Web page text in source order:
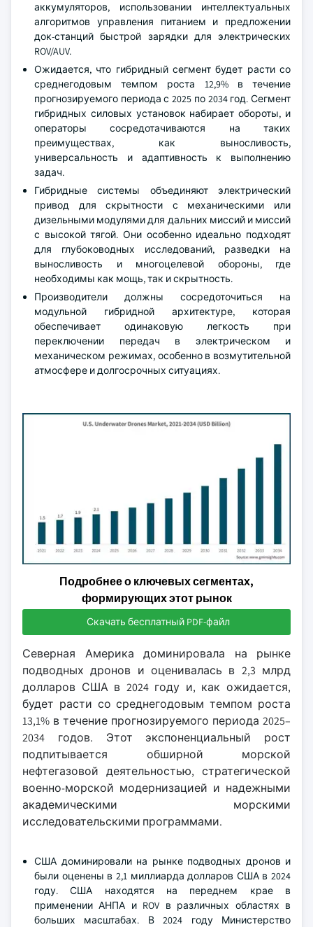
аккумуляторов, использовании интеллектуальных
алгоритмов управления питанием и предложении
док-станций быстрой зарядки для электрических
ROV/AUV.
Ожидается, что гибридный сегмент будет расти со
среднегодовым темпом роста 12,9% в течение
прогнозируемого периода с 2025 по 2034 год. Сегмент
гибридных силовых установок набирает обороты, и
операторы сосредотачиваются на таких
преимуществах, как выносливость,
универсальность и адаптивность к выполнению
задач.
Гибридные системы объединяют электрический
привод для скрытности с механическими или
дизельными модулями для дальних миссий и миссий
с высокой тягой. Они особенно идеально подходят
для глубоководных исследований, разведки на
выносливость и многоцелевой обороны, где
необходимы как мощь, так и скрытность.
Производители должны сосредоточиться на
модульной гибридной архитектуре, которая
обеспечивает одинаковую легкость при
переключении передач в электрическом и
механическом режимах, особенно в возмутительной
атмосфере и долгосрочных ситуациях.
Подробнее о ключевых сегментах,
формирующих этот рынок
Скачать бесплатный PDF-файл
Северная Америка доминировала на рынке
подводных дронов и оценивалась в 2,3 млрд
долларов США в 2024 году и, как ожидается,
будет расти со среднегодовым темпом роста
13,1% в течение прогнозируемого периода 2025–
2034 годов. Этот экспоненциальный рост
подпитывается обширной морской
нефтегазовой деятельностью, стратегической
военно-морской модернизацией и надежными
академическими морскими
исследовательскими программами.
США доминировали на рынке подводных дронов и
были оценены в 2,1 миллиарда долларов США в 2024
году. США находятся на переднем крае в
применении АНПА и ROV в различных областях в
больших масштабах. В 2024 году Министерство